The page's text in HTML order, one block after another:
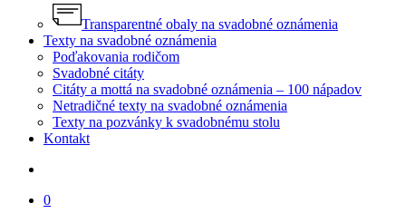
Transparentné obaly na svadobné oznámenia
Texty na svadobné oznámenia
Poďakovania rodičom
Svadobné citáty
Citáty a mottá na svadobné oznámenia – 100 nápadov
Netradičné texty na svadobné oznámenia
Texty na pozvánky k svadobnému stolu
Kontakt
0